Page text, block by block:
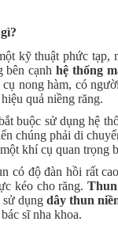
kỹ thuật phức tạp,
bên cạnhhệ thống
nong hàm, có
quả niềng răng.
buộc sử dụng hệ
chúng phải di
khí cụ quan trọng
có độ đàn hồi rất
kéo cho răng.
sử dụngdây thun
sĩ nha khoa.